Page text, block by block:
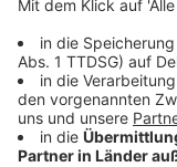
daran
Anzeige
Beim Bau einer